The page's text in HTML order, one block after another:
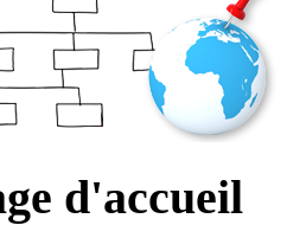
d'accueil